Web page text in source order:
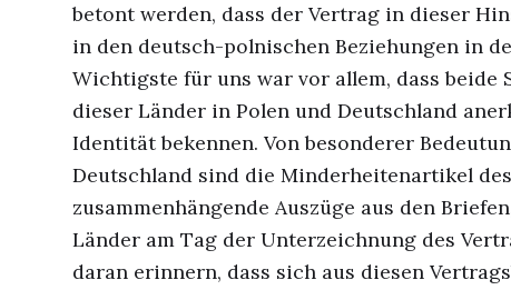
betont werden, dass der Vertrag in dieser
in den deutsch-polnischen Beziehungen in
Wichtigste für uns war vor allem, dass beide
dieser Länder in Polen und Deutschland
Identität bekennen. Von besonderer
Deutschland sind die Minderheitenartikel
zusammenhängende Auszüge aus den
Länder am Tag der Unterzeichnung des
daran erinnern, dass sich aus diesen